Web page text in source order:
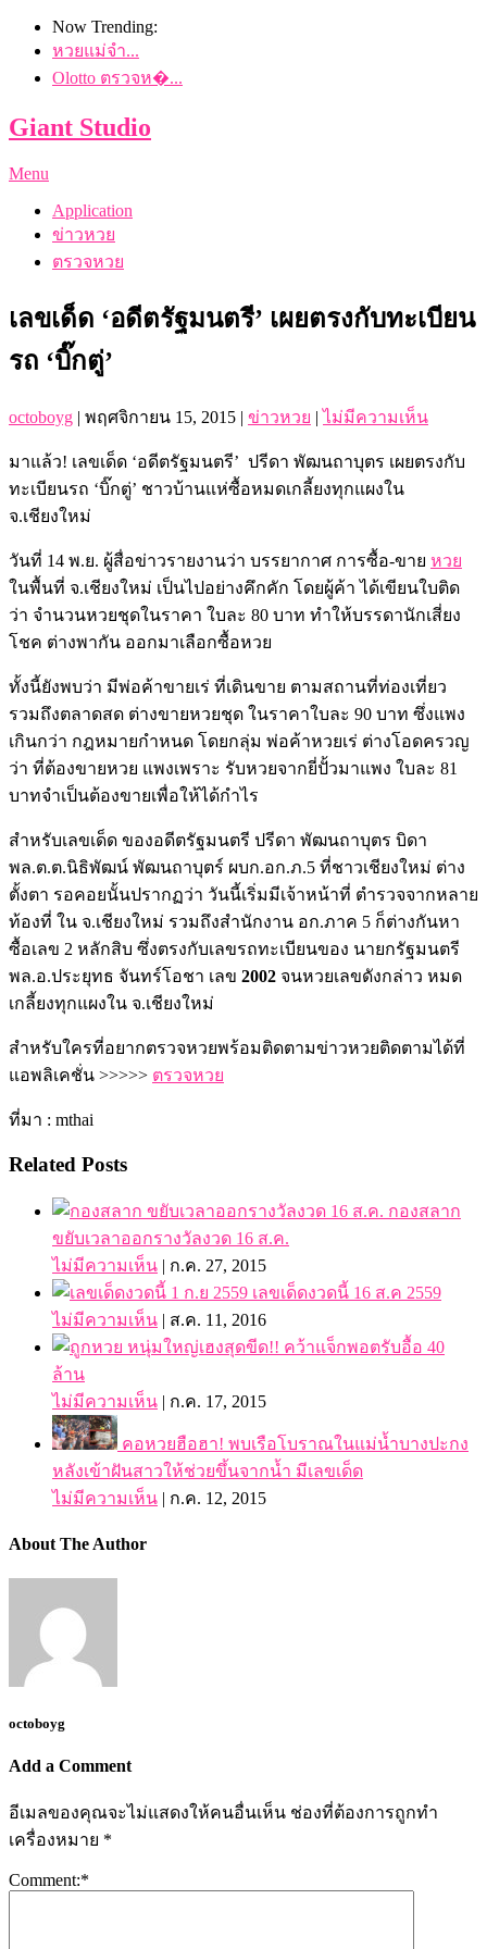
Now Trending:
หวยแม่จำ...
Olotto ตรวจห�...
Giant Studio
Menu
Application
ข่าวหวย
ตรวจหวย
เลขเด็ด ‘อดีตรัฐมนตรี’ เผยตรงกับทะเบียน
รถ ‘บิ๊กตู่’
octoboyg | พฤศจิกายน 15, 2015 | ข่าวหวย |ไม่มีความเห็น
มาแล้ว! เลขเด็ด ‘อดีตรัฐมนตรี’ ปรีดา พัฒนถาบุตร เผยตรงกับ
ทะเบียนรถ ‘บิ๊กตู่’ ชาวบ้านแห่ซื้อหมดเกลี้ยงทุกแผงใน
จ.เชียงใหม่
วันที่ 14 พ.ย. ผู้สื่อข่าวรายงานว่า บรรยากาศ การซื้อ-ขาย หวย
ในพื้นที่ จ.เชียงใหม่ เป็นไปอย่างคึกคัก โดยผู้ค้า ได้เขียนใบติด
ว่า จำนวนหวยชุดในราคา ใบละ 80 บาท ทำให้บรรดานักเสี่ยง
โชค ต่างพากัน ออกมาเลือกซื้อหวย
ทั้งนี้ยังพบว่า มีพ่อค้าขายเร่ ที่เดินขาย ตามสถานที่ท่องเที่ยว
รวมถึงตลาดสด ต่างขายหวยชุด ในราคาใบละ 90 บาท ซึ่งแพง
เกินกว่า กฎหมายกำหนด โดยกลุ่ม พ่อค้าหวยเร่ ต่างโอดครวญ
ว่า ที่ต้องขายหวย แพงเพราะ รับหวยจากยี่ปั้วมาแพง ใบละ 81
บาทจำเป็นต้องขายเพื่อให้ได้กำไร
สำหรับเลขเด็ด ของอดีตรัฐมนตรี ปรีดา พัฒนถาบุตร บิดา
พล.ต.ต.นิธิพัฒน์ พัฒนถาบุตร์ ผบก.อก.ภ.5 ที่ชาวเชียงใหม่ ต่าง
ตั้งตา รอคอยนั้นปรากฏว่า วันนี้เริ่มมีเจ้าหน้าที่ ตำรวจจากหลาย
ท้องที่ ใน จ.เชียงใหม่ รวมถึงสำนักงาน อก.ภาค 5 ก็ต่างกันหา
ซื้อเลข 2 หลักสิบ ซึ่งตรงกับเลขรถทะเบียนของ นายกรัฐมนตรี
พล.อ.ประยุทธ จันทร์โอชา เลข 2002 จนหวยเลขดังกล่าว หมด
เกลี้ยงทุกแผงใน จ.เชียงใหม่
สำหรับใครที่อยากตรวจหวยพร้อมติดตามข่าวหวยติดตามได้ที่
แอพลิเคชั่น >>>>> ตรวจหวย
ที่มา : mthai
Related Posts
กองสลาก
ขยับเวลาออกรางวัลงวด 16 ส.ค.
ไม่มีความเห็น | ก.ค. 27, 2015
เลขเด็ดงวดนี้ 16 ส.ค 2559
ไม่มีความเห็น | ส.ค. 11, 2016
หนุ่มใหญ่เฮงสุดขีด!! คว้าแจ็กพอตรับอื้อ 40
ล้าน
ไม่มีความเห็น | ก.ค. 17, 2015
คอหวยฮือฮา! พบเรือโบราณในแม่น้ำบางปะกง
หลังเข้าฝันสาวให้ช่วยขึ้นจากน้ำ มีเลขเด็ด
ไม่มีความเห็น | ก.ค. 12, 2015
About The Author
octoboyg
Add a Comment
อีเมลของคุณจะไม่แสดงให้คนอื่นเห็น ช่องที่ต้องการถูกทำ
เครื่องหมาย *
Comment:*